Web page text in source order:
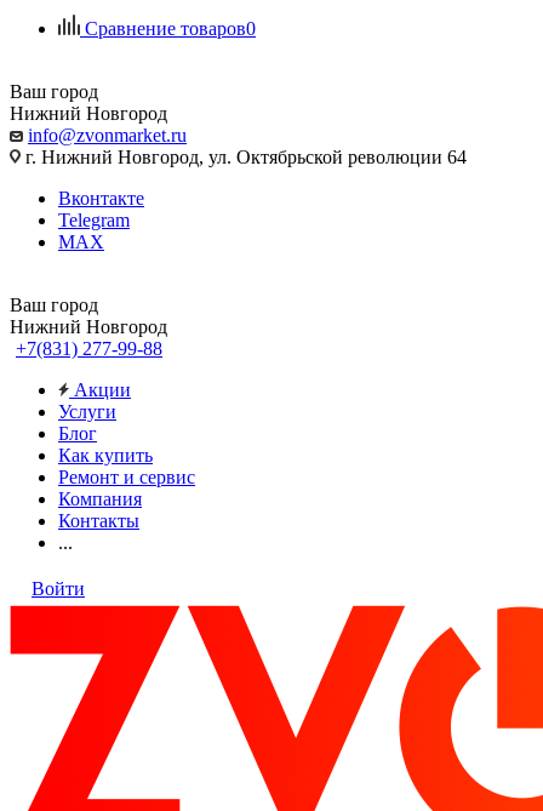
Сравнение товаров0
Ваш город
Нижний Новгород
info@zvonmarket.ru
г. Нижний Новгород, ул. Октябрьской революции 64
Вконтакте
Telegram
MAX
Ваш город
Нижний Новгород
+7(831) 277-99-88
Акции
Услуги
Блог
Как купить
Ремонт и сервис
Компания
Контакты
...
Войти